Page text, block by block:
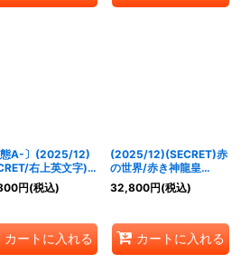
態A-〕(2025/12)
右上英文字)戦
ヴィエルジェ
XV-SEC】
円(税込)
カートに入れる
(2025/12)(SECRET)赤
の世界/赤き神龍皇
【CP-SEC】{BS73-
TCP01a/BS73-
32,800円(税込)
カートに入れる